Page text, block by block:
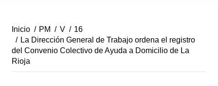
Inicio PM V
16
La Dirección General de Trabajo ordena el registro
del Convenio Colectivo de Ayuda a Domicilio de La
Rioja